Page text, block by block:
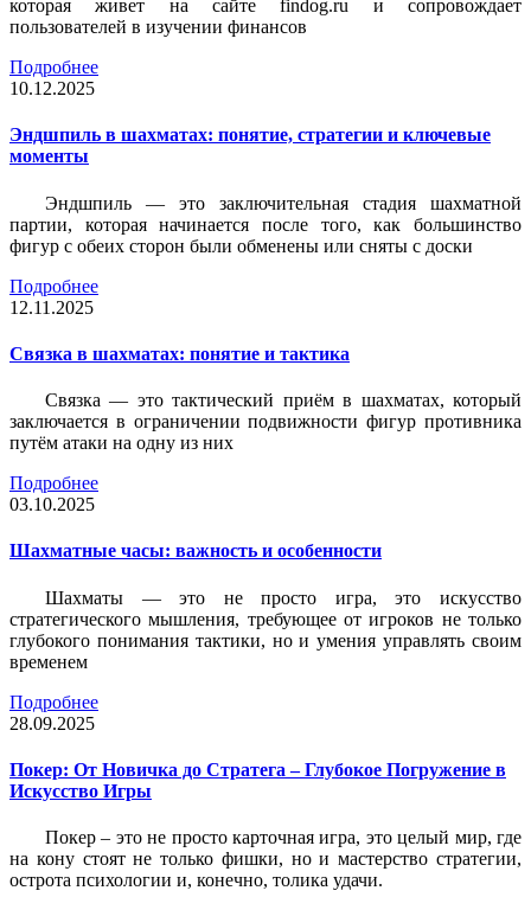
которая живет на сайте findog.ru и сопровождает
пользователей в изучении финансов
Подробнее
10.12.2025
Эндшпиль в шахматах: понятие, стратегии и ключевые
моменты
Эндшпиль — это заключительная стадия шахматной
партии, которая начинается после того, как большинство
фигур с обеих сторон были обменены или сняты с доски
Подробнее
12.11.2025
Связка в шахматах: понятие и тактика
Связка — это тактический приём в шахматах, который
заключается в ограничении подвижности фигур противника
путём атаки на одну из них
Подробнее
03.10.2025
Шахматные часы: важность и особенности
Шахматы — это не просто игра, это искусство
стратегического мышления, требующее от игроков не только
глубокого понимания тактики, но и умения управлять своим
временем
Подробнее
28.09.2025
Покер: От Новичка до Стратега – Глубокое Погружение в
Искусство Игры
Покер – это не просто карточная игра, это целый мир, где
на кону стоят не только фишки, но и мастерство стратегии,
острота психологии и, конечно, толика удачи.